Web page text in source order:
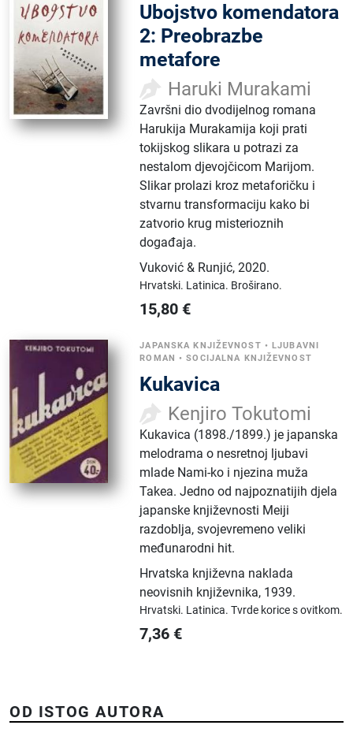
Ubojstvo komendatora
2: Preobrazbe
metafore
Haruki Murakami
Završni dio dvodijelnog romana
Harukija Murakamija koji prati
tokijskog slikara u potrazi za
nestalom djevojčicom Marijom.
Slikar prolazi kroz metaforičku i
stvarnu transformaciju kako bi
zatvorio krug misterioznih
događaja.
Vuković & Runjić,2020.
Hrvatski. Latinica. Broširano.
15,80 €
JAPANSKA KNJIŽEVNOST •LJUBAVNI
ROMAN •SOCIJALNA KNJIŽEVNOST
Kukavica
Kenjiro Tokutomi
Kukavica (1898./1899.) je japanska
melodrama o nesretnoj ljubavi
mlade Nami-ko i njezina muža
Takea. Jedno od najpoznatijih djela
japanske književnosti Meiji
razdoblja, svojevremeno veliki
međunarodni hit.
Hrvatska književna naklada
neovisnih književnika, 1939.
Hrvatski. Latinica.Tvrde korice s ovitkom.
7,36 €
OD ISTOG AUTORA